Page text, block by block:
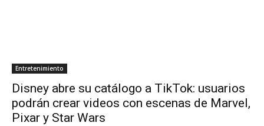
Entretenimiento
Disney abre su catálogo a TikTok: usuarios
podrán crear videos con escenas de Marvel,
Pixar y Star Wars